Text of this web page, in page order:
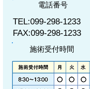
電話番号
TEL:099-298-1233
FAX:099-298-1233
施術受付時間